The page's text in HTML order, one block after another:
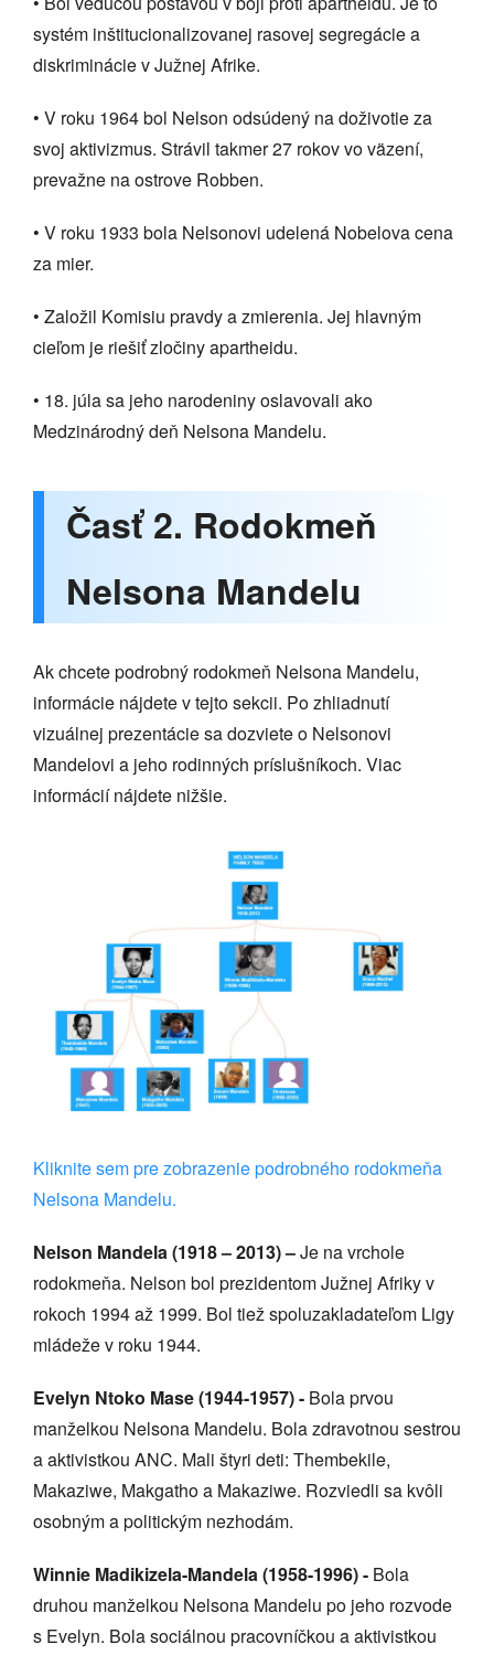
systém inštitucionalizovanej rasovej segregácie a
diskriminácie v Južnej Afrike.
• V roku 1964 bol Nelson odsúdený na doživotie za
svoj aktivizmus. Strávil takmer 27 rokov vo väzení,
prevažne na ostrove Robben.
• V roku 1933 bola Nelsonovi udelená Nobelova cena
za mier.
• Založil Komisiu pravdy a zmierenia. Jej hlavným
cieľom je riešiť zločiny apartheidu.
• 18. júla sa jeho narodeniny oslavovali ako
Medzinárodný deň Nelsona Mandelu.
Časť 2. Rodokmeň
Nelsona Mandelu
Ak chcete podrobný rodokmeň Nelsona Mandelu,
informácie nájdete v tejto sekcii. Po zhliadnutí
vizuálnej prezentácie sa dozviete o Nelsonovi
Mandelovi a jeho rodinných príslušníkoch. Viac
informácií nájdete nižšie.
Kliknite sem pre zobrazenie podrobného rodokmeňa
Nelsona Mandelu.
Nelson Mandela (1918 – 2013) –Je na vrchole
rodokmeňa. Nelson bol prezidentom Južnej Afriky v
rokoch 1994 až 1999. Bol tiež spoluzakladateľom Ligy
mládeže v roku 1944.
Evelyn Ntoko Mase (1944-1957) - Bola prvou
manželkou Nelsona Mandelu. Bola zdravotnou sestrou
a aktivistkou ANC. Mali štyri deti: Thembekile,
Makaziwe, Makgatho a Makaziwe. Rozviedli sa kvôli
osobným a politickým nezhodám.
Winnie Madikizela-Mandela (1958-1996) - Bola
druhou manželkou Nelsona Mandelu po jeho rozvode
s Evelyn. Bola sociálnou pracovníčkou a aktivistkou